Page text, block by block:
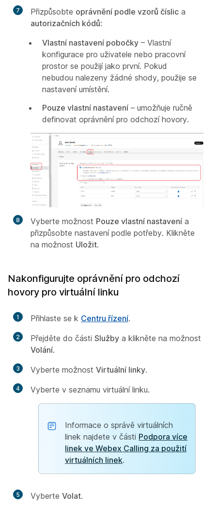
7 Přizpůsobte oprávnění podle vzorů číslic a
autorizačních kódů:
Vlastní nastavení pobočky – Vlastní
konfigurace pro uživatele nebo pracovní
prostor se použijí jako první. Pokud
nebudou nalezeny žádné shody, použije se
nastavení umístění.
Pouze vlastní nastavení – umožňuje ručně
definovat oprávnění pro odchozí hovory.
8 Vyberte možnost Pouze vlastní nastavení a
přizpůsobte nastavení podle potřeby. Klikněte
na možnost Uložit.
Nakonfigurujte oprávnění pro odchozí
hovory pro virtuální linku
1 Přihlaste se k Centru řízení.
2 Přejděte do části Služby a klikněte na možnost
Volání.
3 Vyberte možnost Virtuální linky.
4 Vyberte v seznamu virtuální linku.
Informace o správě virtuálních
linek najdete v části Podpora více
linek ve Webex Calling za použití
virtuálních linek.
5 Vyberte Volat.